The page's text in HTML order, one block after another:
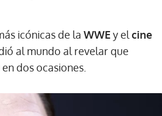
icónicas de la WWEy el cine
al mundo al revelar que
en dos ocasiones.